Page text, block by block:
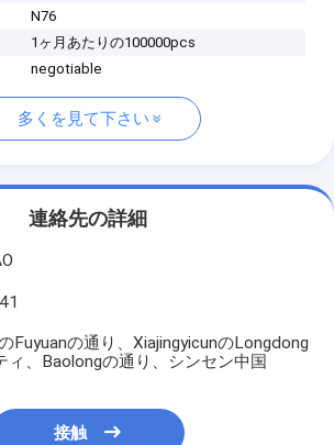
N76
1ヶ月あたりの100000pcs
negotiable
多くを見て下さい
連絡先の詳細
Fuyuanの通り、XiajingyicunのLongdong
ィ、Baolongの通り、シンセン中国
接触